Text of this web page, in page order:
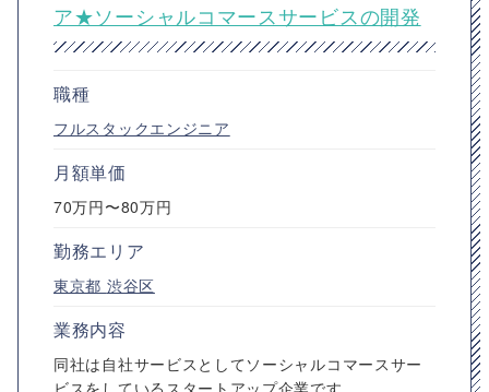
ア★ソーシャルコマースサービスの開発
職種
フルスタックエンジニア
月額単価
70万円〜80万円
勤務エリア
東京都 渋谷区
業務内容
同社は自社サービスとしてソーシャルコマースサー
ビスをしているスタートアップ企業です。